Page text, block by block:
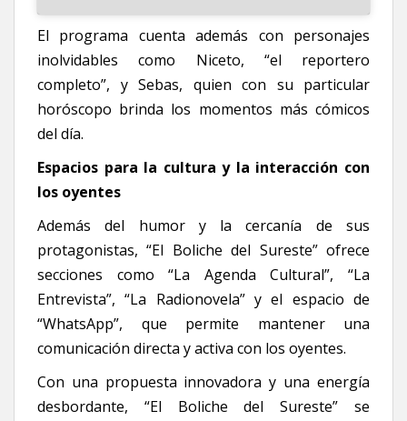
El programa cuenta además con personajes
inolvidables como Niceto, “el reportero
completo”, y Sebas, quien con su particular
horóscopo brinda los momentos más cómicos
del día.
Espacios para la cultura y la interacción con
los oyentes
Además del humor y la cercanía de sus
protagonistas, “El Boliche del Sureste” ofrece
secciones como “La Agenda Cultural”, “La
Entrevista”, “La Radionovela” y el espacio de
“WhatsApp”, que permite mantener una
comunicación directa y activa con los oyentes.
Con una propuesta innovadora y una energía
desbordante, “El Boliche del Sureste” se